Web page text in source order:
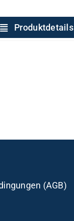
Produktdetails
(AGB)